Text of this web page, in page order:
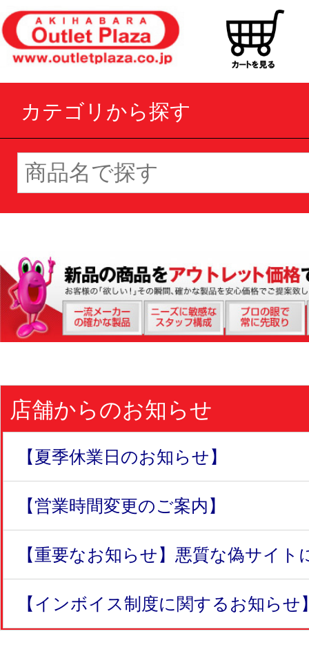
カテゴリから探す
店舗からのお知らせ
【夏季休業日のお知らせ】
【営業時間変更のご案内】
【重要なお知らせ】悪質な偽サイト
【インボイス制度に関するお知らせ